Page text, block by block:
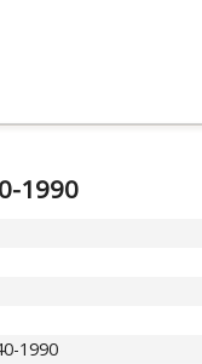
1990
1990